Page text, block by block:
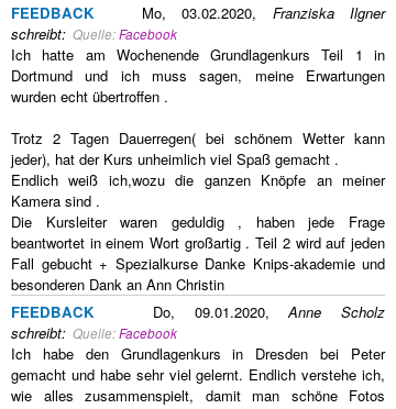
FEEDBACK Mo, 03.02.2020, Franziska Ilgner
schreibt: Quelle:Facebook
Ich hatte am Wochenende Grundlagenkurs Teil 1 in
Dortmund und ich muss sagen, meine Erwartungen
wurden echt übertroffen .
Trotz 2 Tagen Dauerregen( bei schönem Wetter kann
jeder), hat der Kurs unheimlich viel Spaß gemacht .
Endlich weiß ich,wozu die ganzen Knöpfe an meiner
Kamera sind .
Die Kursleiter waren geduldig , haben jede Frage
beantwortet in einem Wort großartig . Teil 2 wird auf jeden
Fall gebucht + Spezialkurse Danke Knips-akademie und
besonderen Dank an Ann Christin
FEEDBACK Do, 09.01.2020,Anne Scholz
schreibt: Quelle:Facebook
Ich habe den Grundlagenkurs in Dresden bei Peter
gemacht und habe sehr viel gelernt. Endlich verstehe ich,
wie alles zusammenspielt, damit man schöne Fotos